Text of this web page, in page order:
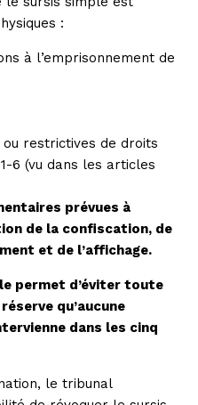
:
à l’emprisonnement de
restrictives de droits
6 (vu dans les articles
prévues à
de la confiscation, de
et de l’affichage.
permet d’éviter toute
qu’aucune
dans les cinq
le tribunal